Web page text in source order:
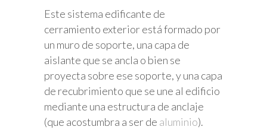
Este sistema edificante de
cerramiento exterior está formado por
un muro de soporte, una capa de
aislante que se ancla o bien se
proyecta sobre ese soporte, y una capa
de recubrimiento que se une al edificio
mediante una estructura de anclaje
(que acostumbra a ser de aluminio).